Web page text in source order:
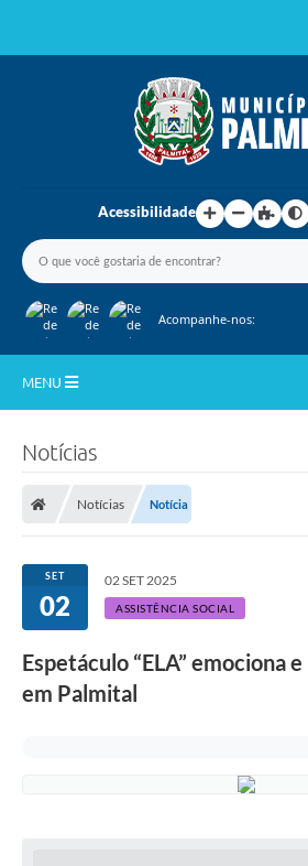
Acessibilidade
Acompanhe-nos:
MENU
Departamentos
Câmara Municipal
Notícias
Notícias Notícia
SET
02
02 SET 2025
ASSISTÊNCIA SOCIAL
Espetáculo “ELA” emociona
em Palmital